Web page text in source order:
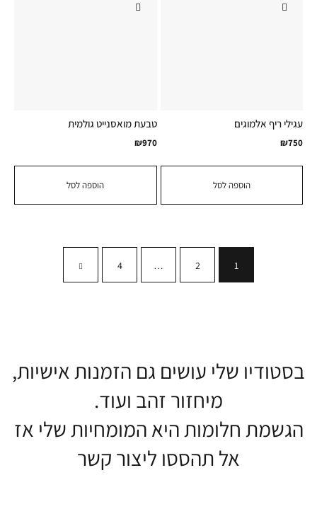
הוספה לסל
עגילי ריף אלמוגים
₪750
הוספה לסל
טבעת מואסנייט גולמית
₪970
1
2
…
4
בסטודיו שלי עושים גם הזמנות אישיות,
מיחזור זהב ועוד.
הגשמת חלומות היא המומחיות שלי אז
אל תהססו ליצור קשר